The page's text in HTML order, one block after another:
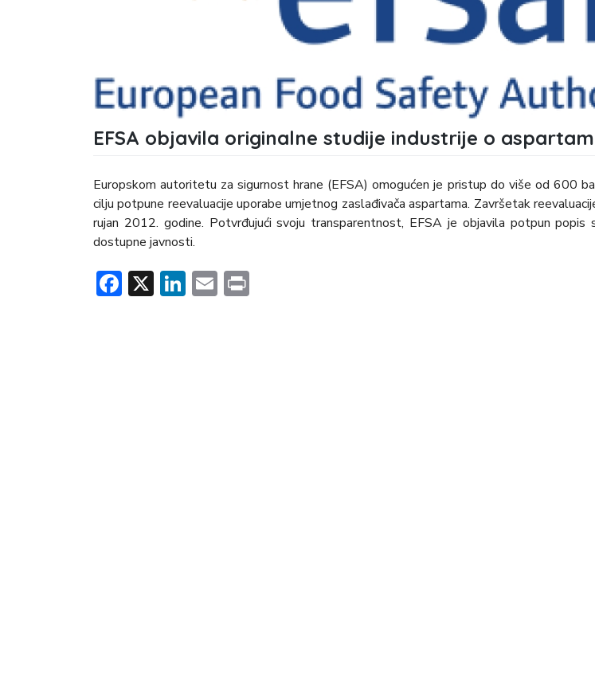
EFSA objavila originalne studije industrije o
Europskom autoritetu za sigurnost hrane (EFSA) omogućen je pristup do više od 600
cilju potpune reevaluacije uporabe umjetnog zaslađivača aspartama. Završetak
rujan 2012. godine. Potvrđujući svoju transparentnost, EFSA je objavila potpun popis
dostupne javnosti.
Facebook
X LinkedIn
Email